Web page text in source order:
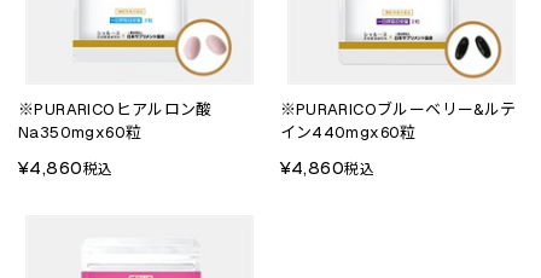
※PURARICOヒアルロン酸
Na350mgx60粒
¥4,860税込
※PURARICOブルーベリー&ルテ
イン440mgx60粒
¥4,860税込